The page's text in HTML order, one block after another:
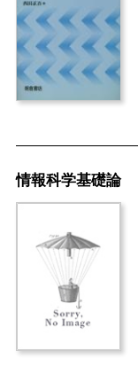
情報科学基礎論